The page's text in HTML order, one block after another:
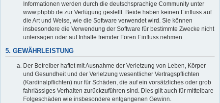
Informationen werden durch die deutschsprachige Community unter
www.phpbb.de zur Verfügung gestellt. Beide haben keinen Einfluss auf
die Art und Weise, wie die Software verwendet wird. Sie können
insbesondere die Verwendung der Software für bestimmte Zwecke nicht
untersagen oder auf Inhalte fremder Foren Einfluss nehmen.
5. GEWÄHRLEISTUNG
Der Betreiber haftet mit Ausnahme der Verletzung von Leben, Körper
und Gesundheit und der Verletzung wesentlicher Vertragspflichten
(Kardinalpflichten) nur für Schäden, die auf ein vorsätzliches oder grob
fahrlässiges Verhalten zurückzuführen sind. Dies gilt auch für mittelbare
Folgeschäden wie insbesondere entgangenen Gewinn.